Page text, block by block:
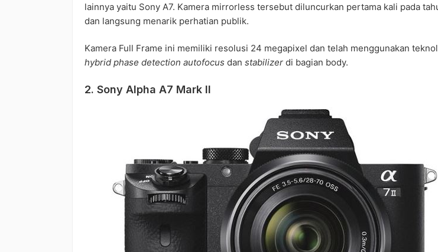
lainnya yaitu Sony A7. Kamera mirrorless tersebut diluncurkan pertama kali pada
dan langsung menarik perhatian publik.
Kamera Full Frame ini memiliki resolusi 24 megapixel dan telah menggunakan
hybrid phase detection autofocus dan stabilizer di bagian body.
2. Sony Alpha A7 Mark II